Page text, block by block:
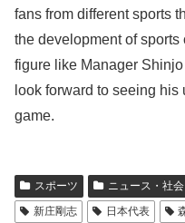
fans from different sports
the development of
figure like Manager Shinjo
look forward to seeing
game.
スポーツ ニュース・社会
新庄剛志
日本代表